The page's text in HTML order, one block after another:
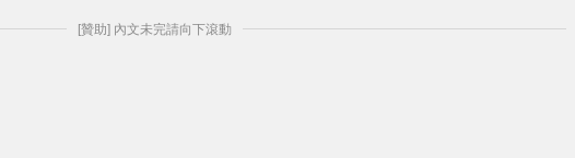
[贊助] 內文未完請向下滾動